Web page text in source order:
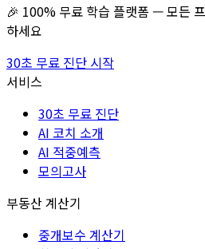
🎉 100% 무료 학습 플랫폼 — 모든
하세요
30초 무료 진단 시작
서비스
30초 무료 진단
AI 코치 소개
AI 적중예측
모의고사
부동산 계산기
중개보수 계산기